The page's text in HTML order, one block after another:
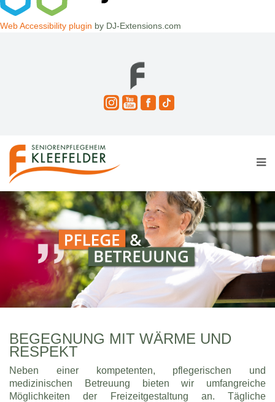
Web Accessibility plugin by DJ-Extensions.com
BEGEGNUNG MIT WÄRME UND
RESPEKT
Neben einer kompetenten, pflegerischen und
medizinischen Betreuung bieten wir umfangreiche
Möglichkeiten der Freizeitgestaltung an. Tägliche